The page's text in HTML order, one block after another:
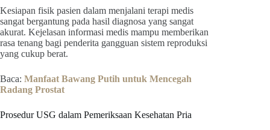
Kesiapan fisik pasien dalam menjalani terapi medis
sangat bergantung pada hasil diagnosa yang sangat
akurat. Kejelasan informasi medis mampu memberikan
rasa tenang bagi penderita gangguan sistem reproduksi
yang cukup berat.
Baca: Manfaat Bawang Putih untuk Mencegah
Radang Prostat
Prosedur USG dalam Pemeriksaan Kesehatan Pria